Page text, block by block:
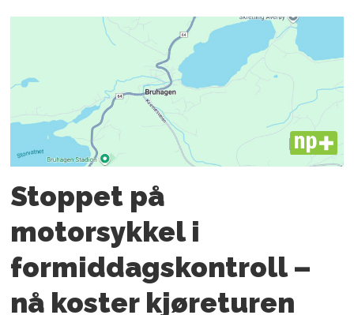
PLUS
Stoppet på
motorsykkel i
formiddagskontroll –
nå koster kjøreturen